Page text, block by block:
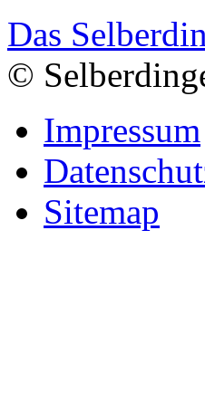
Das
©
Impressum
Sitemap